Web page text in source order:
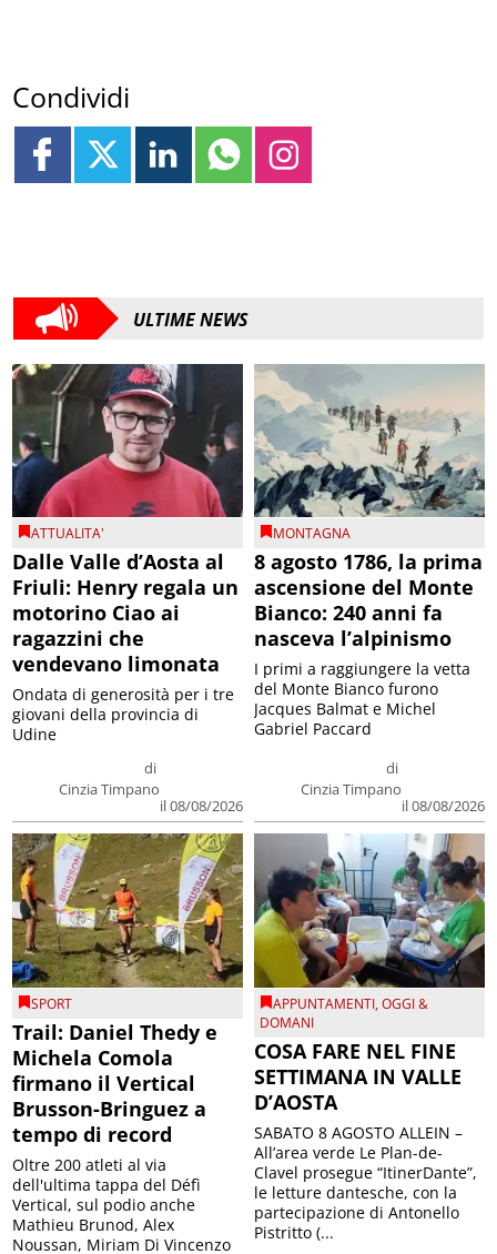
Condividi
ULTIME NEWS
ATTUALITA'
Dalle Valle d’Aosta al
Friuli: Henry regala un
motorino Ciao ai
ragazzini che
vendevano limonata
di
Cinzia Timpano
il 08/08/2026
Ondata di generosità per i tre
giovani della provincia di
Udine
MONTAGNA
8 agosto 1786, la prima
ascensione del Monte
Bianco: 240 anni fa
nasceva l’alpinismo
di
Cinzia Timpano
il 08/08/2026
I primi a raggiungere la vetta
del Monte Bianco furono
Jacques Balmat e Michel
Gabriel Paccard
SPORT
Trail: Daniel Thedy e
Michela Comola
firmano il Vertical
Brusson-Bringuez a
tempo di record
Oltre 200 atleti al via
dell'ultima tappa del Défì
Vertical, sul podio anche
Mathieu Brunod, Alex
Noussan, Miriam Di Vincenzo
APPUNTAMENTI,OGGI &
DOMANI
COSA FARE NEL FINE
SETTIMANA IN VALLE
D’AOSTA
SABATO 8 AGOSTO ALLEIN –
All’area verde Le Plan-de-
Clavel prosegue “ItinerDante”,
le letture dantesche, con la
partecipazione di Antonello
Pistritto (...